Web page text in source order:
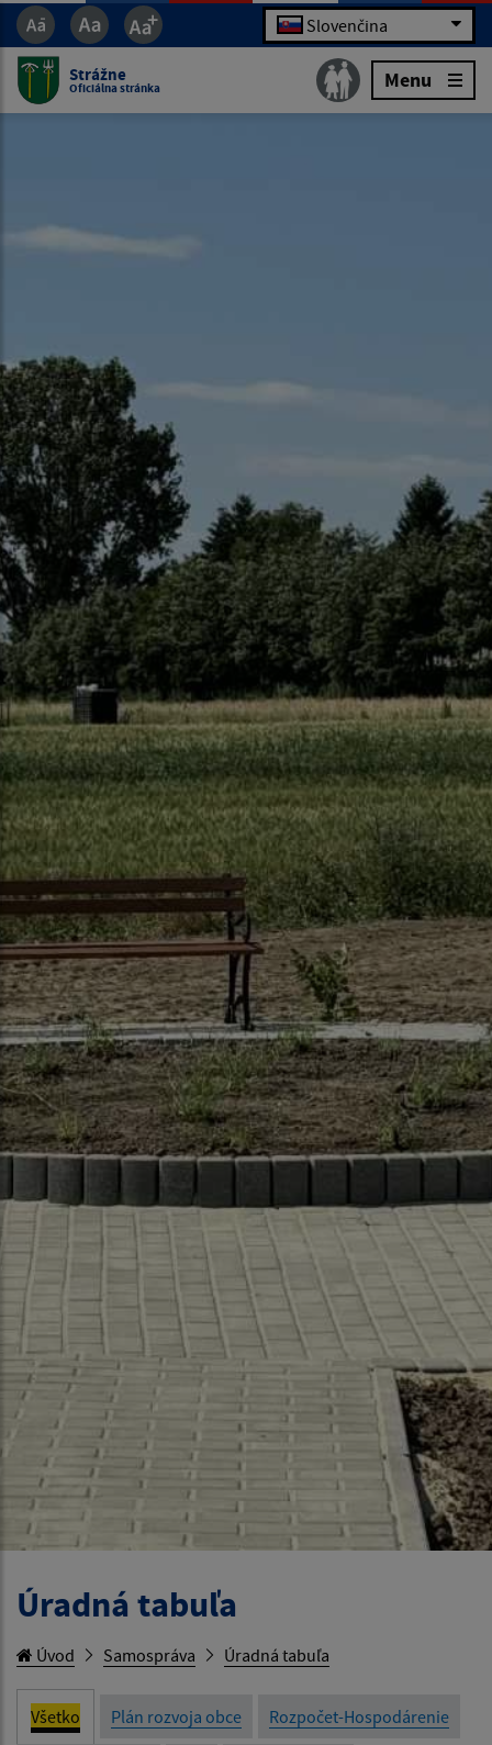
Slovenčina
Strážne
Oficiálna stránka Menu
Úradná tabuľa
Úvod Samospráva Úradná tabuľa
Všetko Plán rozvoja obce Rozpočet-Hospodárenie